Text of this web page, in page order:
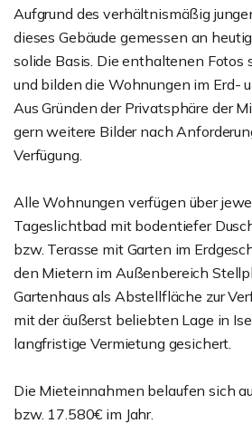
Aufgrund des verhältnismäßig
dieses Gebäude gemessen an
solide Basis. Die enthaltenen Fotos
und bilden die Wohnungen im Erd-
Aus Gründen der Privatsphäre der
gern weitere Bilder nach
Verfügung.
Alle Wohnungen verfügen über
Tageslichtbad mit bodentiefer
bzw. Terasse mit Garten im
den Mietern im Außenbereich
Gartenhaus als Abstellfläche zur
mit der äußerst beliebten Lage in
langfristige Vermietung gesichert.
Die Mieteinnahmen belaufen sich
bzw. 17.580€ im Jahr.